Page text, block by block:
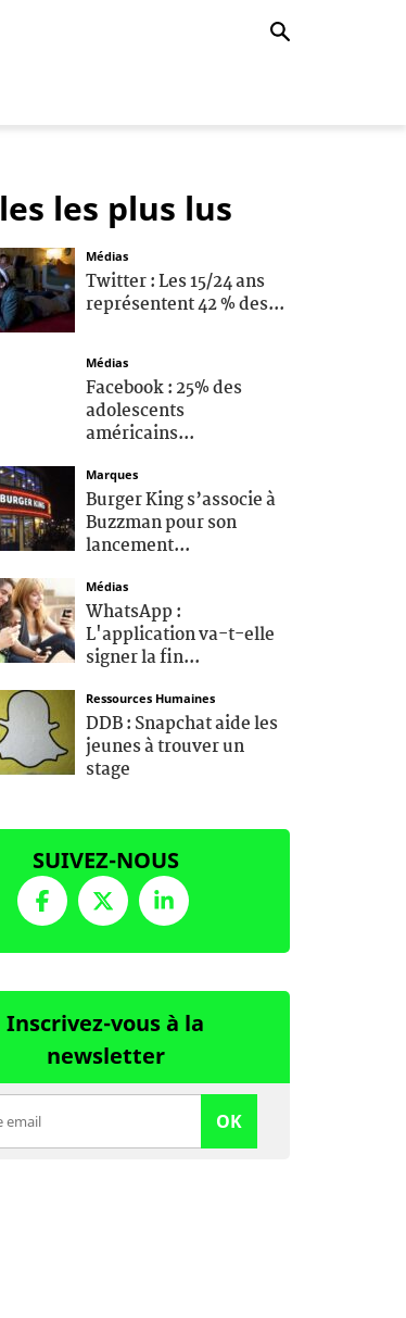
les plus lus
Médias
Twitter : Les 15/24 ans
représentent 42 % des...
Médias
Facebook : 25% des
adolescents
américains...
Marques
Burger King s’associe à
Buzzman pour son
lancement...
Médias
WhatsApp :
L'application va-t-elle
signer la fin...
Ressources Humaines
DDB : Snapchat aide les
jeunes à trouver un
stage
SUIVEZ-NOUS
Inscrivez-vous à la
newsletter
OK